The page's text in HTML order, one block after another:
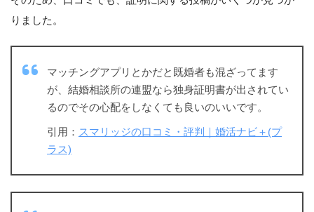
りました。
マッチングアプリとかだと既婚者も混ざってます
が、結婚相談所の連盟なら独身証明書が出されてい
るのでその心配をしなくても良いのいいです。
引用： スマリッジの口コミ・評判｜婚活ナビ＋(プ
ラス)